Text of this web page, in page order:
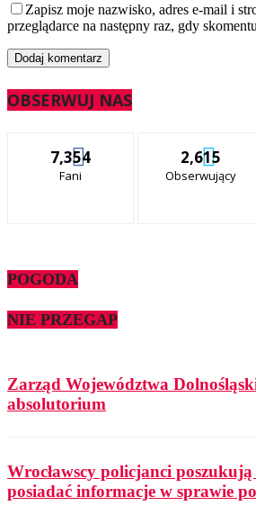
Zapisz moje nazwisko, adres e-mail i
przeglądarce na następny raz, gdy
OBSERWUJ NAS
7,354
Fani
2,615
Obserwujący
POGODA
NIE PRZEGAP
Zarząd Województwa
absolutorium
Wrocławscy policjanci
posiadać informacje w sprawie